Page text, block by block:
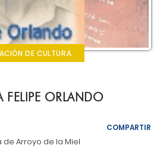
DE CULTURA
FELIPE ORLANDO
COMPARTIR
de Arroyo de la Miel